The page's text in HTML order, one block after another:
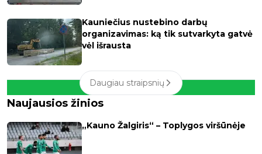
Kauniečius nustebino darbų
organizavimas: ką tik sutvarkyta gatvė
vėl išrausta
Daugiau straipsnių
Naujausios žinios
„Kauno Žalgiris“ – Toplygos viršūnėje